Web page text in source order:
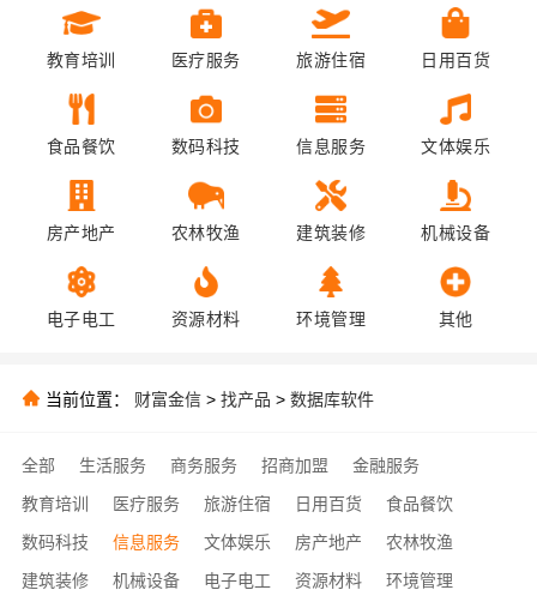
教育培训 医疗服务 旅游住宿 日用百货
食品餐饮 数码科技 信息服务 文体娱乐
房产地产 农林牧渔 建筑装修 机械设备
电子电工 资源材料 环境管理 其他
当前位置： 财富金信 > 找产品 > 数据库软件
全部 生活服务 商务服务 招商加盟
金融服务
教育培训
医疗服务 旅游住宿 日用百货
食品餐饮
数码科技
信息服务 文体娱乐 房产地产
农林牧渔
建筑装修
机械设备 电子电工 资源材料
环境管理